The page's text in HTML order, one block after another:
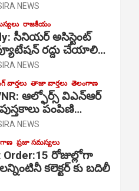
NEWS
రాజకీయం
సీనియర్ అసిస్టెంట్
రద్దు చేయాలి…
NEWS
వార్తలు తాజా వార్తలు తెలంగాణ
ఆల్ఫోర్స్ విఎన్ఆర్
పంపిణి…
NEWS
ప్రజా సమస్యలు
Order:15 రోజుల్లోగా
కలెక్టర్ కు బదిలీ